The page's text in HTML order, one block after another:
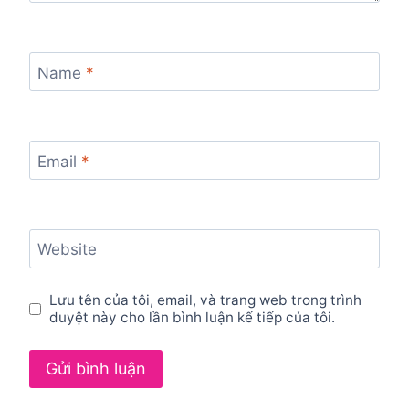
Name *
Email *
Website
Lưu tên của tôi, email, và trang web trong trình
duyệt này cho lần bình luận kế tiếp của tôi.